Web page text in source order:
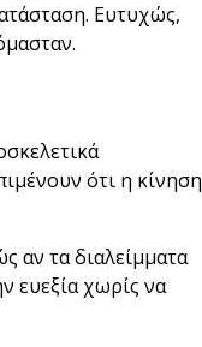
Ευτυχώς,
ότι η κίνηση
αν τα διαλείμματα
ευεξία χωρίς να